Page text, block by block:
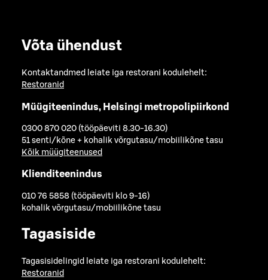
Võta ühendust
Kontaktandmed leiate iga restorani kodulehelt:
Restoranid
Müügiteenindus, Helsingi metropolipiirkond
0300 870 020 (tööpäeviti 8.30-16.30)
51 senti/kõne + kohalik võrgutasu/mobiilikõne tasu
Kõik müügiteenused
Klienditeenindus
010 76 5858 (tööpäeviti klo 9-16)
kohalik võrgutasu/mobiilikõne tasu
Tagasiside
Tagasisidelingid leiate iga restorani kodulehelt:
Restoranid